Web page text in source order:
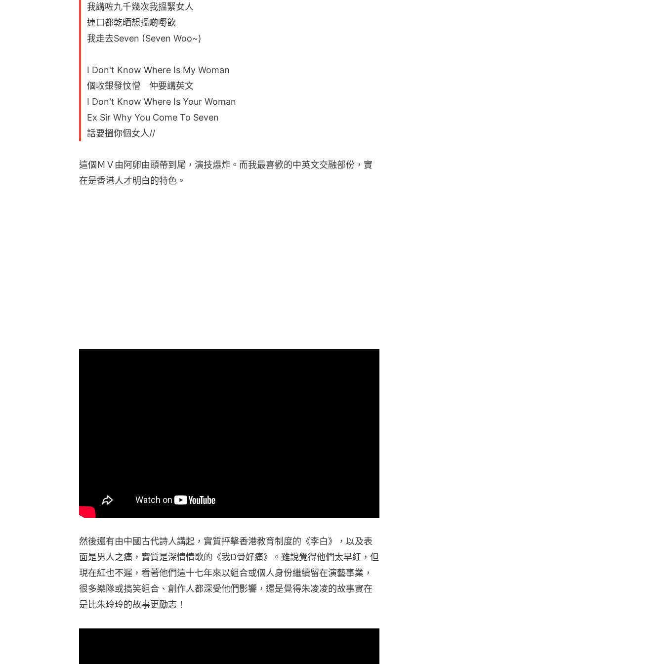
我講咗九千幾次我搵緊女人
連口都乾晒想搵啲嘢飲
我走去Seven (Seven Woo~)
I Don't Know Where Is My Woman
個收銀發忟憎 仲要講英文
I Don't Know Where Is Your Woman
Ex Sir Why You Come To Seven
話要搵你個女人//
這個ＭＶ由阿卵由頭帶到尾，演技爆炸。而我最喜歡的中英文交融部份，實
在是香港人才明白的特色。
然後還有由中國古代詩人講起，實質抨擊香港教育制度的《李白》，以及表
面是男人之痛，實質是深情情歌的《我D骨好痛》。雖說覺得他們太早紅，但
現在紅也不遲，看著他們這十七年來以組合或個人身份繼續留在演藝事業，
很多樂隊或搞笑組合、創作人都深受他們影響，還是覺得朱凌凌的故事實在
是比朱玲玲的故事更勵志！